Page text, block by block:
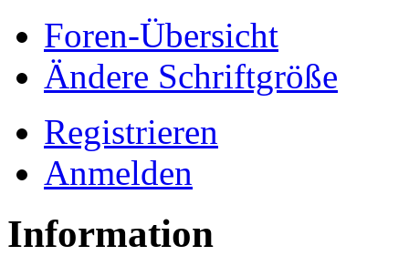
Foren-Übersicht
Ändere Schriftgröße
Registrieren
Anmelden
Information